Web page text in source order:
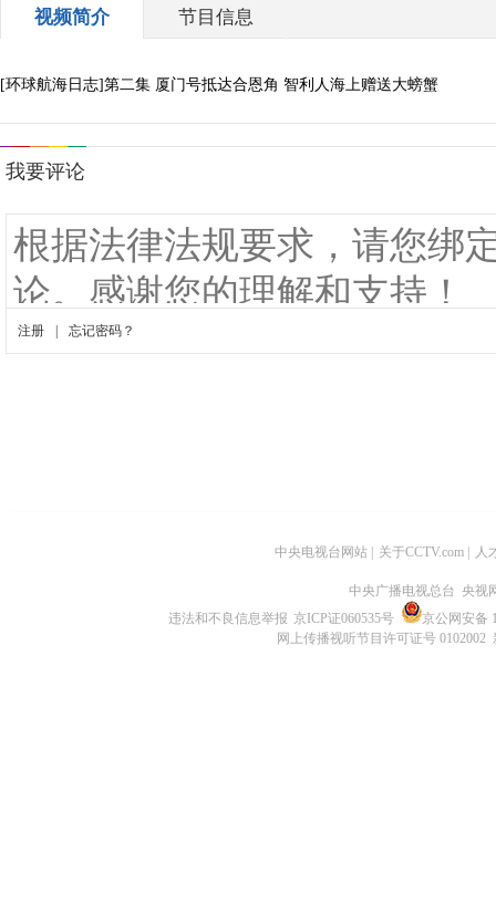
视频简介 节目信息
[环球航海日志]第二集 厦门号抵达合恩角 智利人海上赠送大螃蟹
中央电视台网站 关于CCTV.com 人
中央广播电视总台 央视
违法和不良信息举报 京ICP证060535号
京公网安备
网上传播视听节目许可证号 0102002